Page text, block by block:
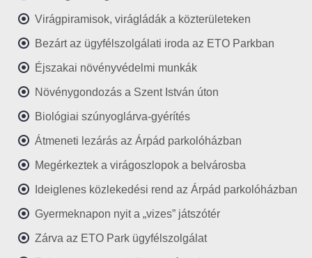
Virágpiramisok, virágládák a közterületeken
Bezárt az ügyfélszolgálati iroda az ETO Parkban
Éjszakai növényvédelmi munkák
Növénygondozás a Szent István úton
Biológiai szúnyoglárva-gyérítés
Átmeneti lezárás az Árpád parkolóházban
Megérkeztek a virágoszlopok a belvárosba
Ideiglenes közlekedési rend az Árpád parkolóházban
Gyermeknapon nyit a „vizes” játszótér
Zárva az ETO Park ügyfélszolgálat